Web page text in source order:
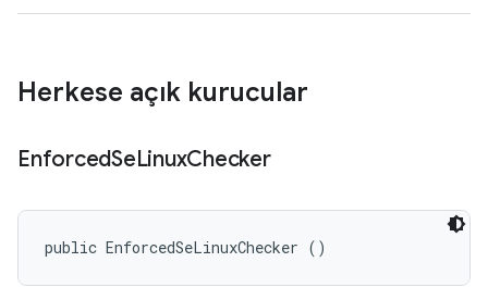
Herkese açık kurucular
EnforcedSeLinuxChecker
public EnforcedSeLinuxChecker ()